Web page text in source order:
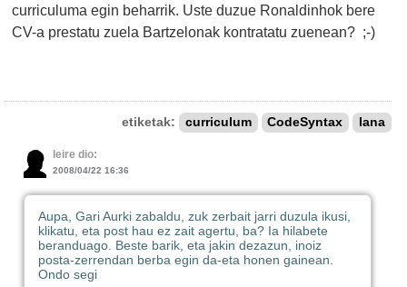
curriculuma egin beharrik. Uste duzue Ronaldinhok bere
CV-a prestatu zuela Bartzelonak kontratatu zuenean? ;-)
etiketak: curriculum CodeSyntax lana
leire dio:
2008/04/22 16:36
Aupa, Gari Aurki zabaldu, zuk zerbait jarri duzula ikusi,
klikatu, eta post hau ez zait agertu, ba? Ia hilabete
beranduago. Beste barik, eta jakin dezazun, inoiz
posta-zerrendan berba egin da-eta honen gainean.
Ondo segi